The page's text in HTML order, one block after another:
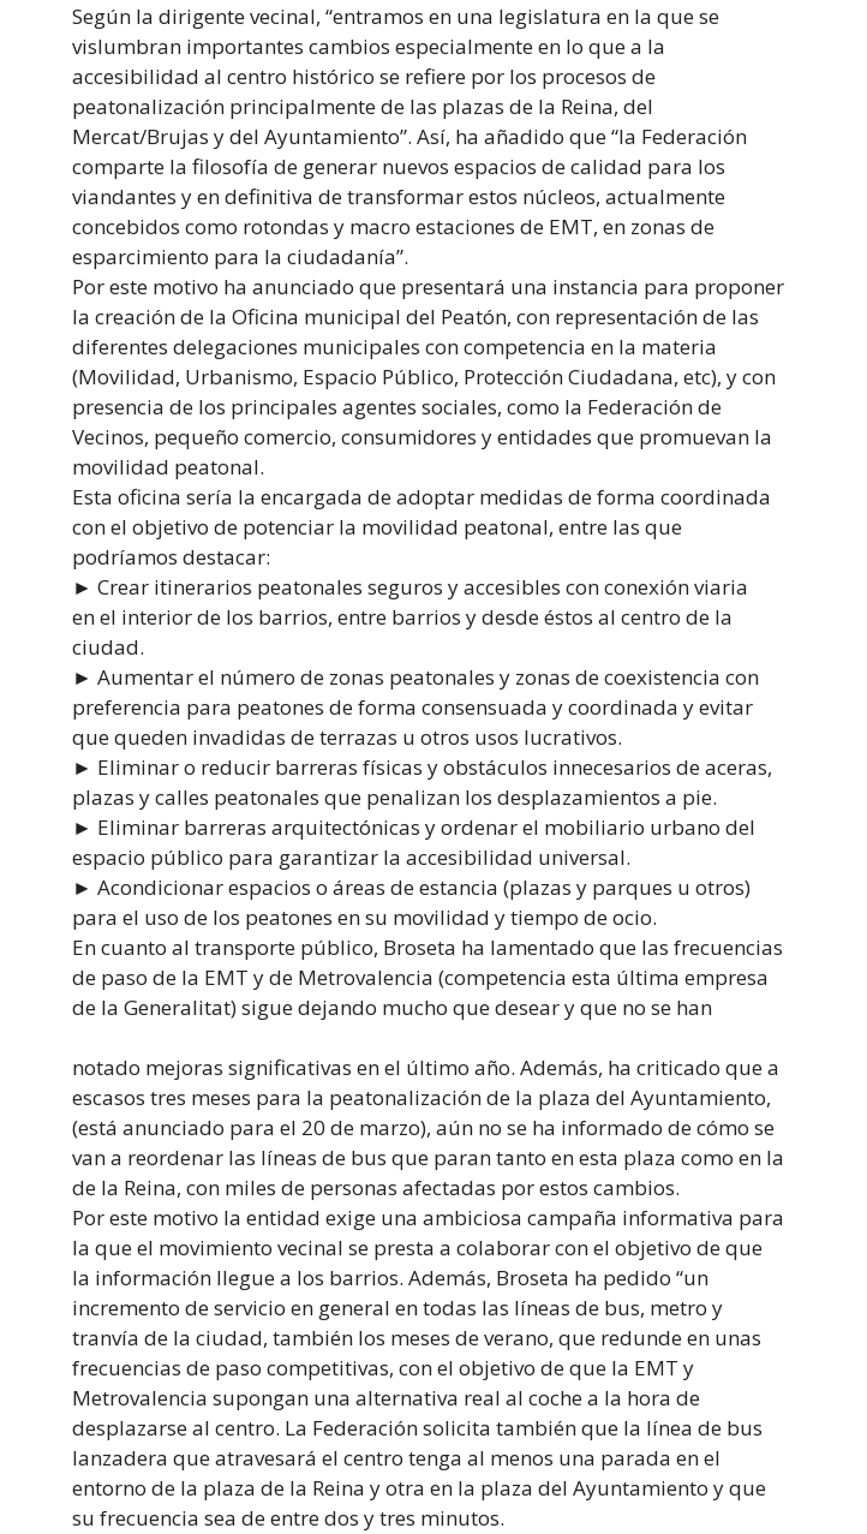
Según la dirigente vecinal, “entramos en una legislatura en la que se
vislumbran importantes cambios especialmente en lo que a la
accesibilidad al centro histórico se refiere por los procesos de
peatonalización principalmente de las plazas de la Reina, del
Mercat/Brujas y del Ayuntamiento”. Así, ha añadido que “la Federación
comparte la filosofía de generar nuevos espacios de calidad para los
viandantes y en definitiva de transformar estos núcleos, actualmente
concebidos como rotondas y macro estaciones de EMT, en zonas de
esparcimiento para la ciudadanía”.
Por este motivo ha anunciado que presentará una instancia para proponer
la creación de la Oficina municipal del Peatón, con representación de las
diferentes delegaciones municipales con competencia en la materia
(Movilidad, Urbanismo, Espacio Público, Protección Ciudadana, etc), y con
presencia de los principales agentes sociales, como la Federación de
Vecinos, pequeño comercio, consumidores y entidades que promuevan la
movilidad peatonal.
Esta oficina sería la encargada de adoptar medidas de forma coordinada
con el objetivo de potenciar la movilidad peatonal, entre las que
podríamos destacar:
► Crear itinerarios peatonales seguros y accesibles con conexión viaria
en el interior de los barrios, entre barrios y desde éstos al centro de la
ciudad.
► Aumentar el número de zonas peatonales y zonas de coexistencia con
preferencia para peatones de forma consensuada y coordinada y evitar
que queden invadidas de terrazas u otros usos lucrativos.
► Eliminar o reducir barreras físicas y obstáculos innecesarios de aceras,
plazas y calles peatonales que penalizan los desplazamientos a pie.
► Eliminar barreras arquitectónicas y ordenar el mobiliario urbano del
espacio público para garantizar la accesibilidad universal.
► Acondicionar espacios o áreas de estancia (plazas y parques u otros)
para el uso de los peatones en su movilidad y tiempo de ocio.
En cuanto al transporte público, Broseta ha lamentado que las frecuencias
de paso de la EMT y de Metrovalencia (competencia esta última empresa
de la Generalitat) sigue dejando mucho que desear y que no se han
notado mejoras significativas en el último año. Además, ha criticado que a
escasos tres meses para la peatonalización de la plaza del Ayuntamiento,
(está anunciado para el 20 de marzo), aún no se ha informado de cómo se
van a reordenar las líneas de bus que paran tanto en esta plaza como en la
de la Reina, con miles de personas afectadas por estos cambios.
Por este motivo la entidad exige una ambiciosa campaña informativa para
la que el movimiento vecinal se presta a colaborar con el objetivo de que
la información llegue a los barrios. Además, Broseta ha pedido “un
incremento de servicio en general en todas las líneas de bus, metro y
tranvía de la ciudad, también los meses de verano, que redunde en unas
frecuencias de paso competitivas, con el objetivo de que la EMT y
Metrovalencia supongan una alternativa real al coche a la hora de
desplazarse al centro. La Federación solicita también que la línea de bus
lanzadera que atravesará el centro tenga al menos una parada en el
entorno de la plaza de la Reina y otra en la plaza del Ayuntamiento y que
su frecuencia sea de entre dos y tres minutos.